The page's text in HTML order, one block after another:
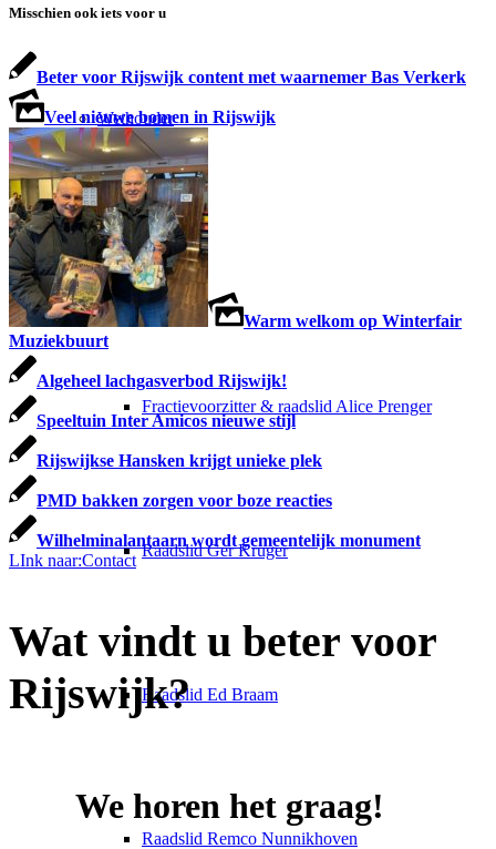
Wethouder
Fractie
Fractievoorzitter & raadslid Alice Prenger
Raadslid Ger Kruger
Raadslid Ed Braam
Raadslid Remco Nunnikhoven
Misschien ook iets voor u
Beter voor Rijswijk content met waarnemer Bas Verkerk
Veel nieuwe bomen in Rijswijk
Warm welkom op Winterfair
Muziekbuurt
Algeheel lachgasverbod Rijswijk!
Speeltuin Inter Amicos nieuwe stijl
Rijswijkse Hansken krijgt unieke plek
PMD bakken zorgen voor boze reacties
Wilhelminalantaarn wordt gemeentelijk monument
LInk naar:Contact
Wat vindt u beter voor
Rijswijk?
We horen het graag!